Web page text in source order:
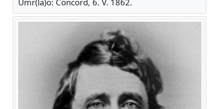
Umr(la)o: Concord, 6. V. 1862.